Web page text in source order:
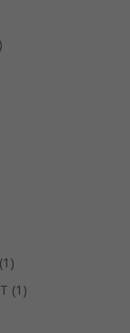
1 1
Produkt
1 1